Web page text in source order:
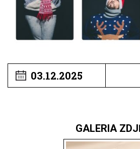
03.12.2025
GALERIA